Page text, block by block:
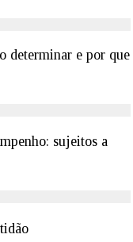
determinar e por que
sujeitos a